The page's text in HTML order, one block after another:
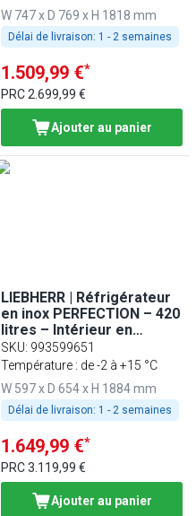
W 747 x D 769 x H 1818 mm
Délai de livraison: 1 - 2 semaines
1.509,99 €*
PRC2.699,99 €
Ajouter au panier
LIEBHERR | Réfrigérateur
en inox PERFECTION – 420
litres – Intérieur en
plastique – avec 1 porte
SKU: 993599651
Température : de -2 à +15 °C
W 597 x D 654 x H 1884 mm
Délai de livraison: 1 - 2 semaines
1.649,99 €*
PRC3.119,99 €
Ajouter au panier